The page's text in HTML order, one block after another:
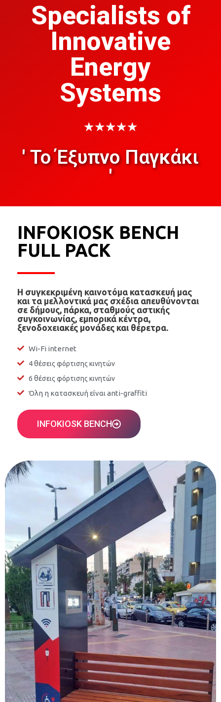
Specialists of
Innovative
Energy
Systems
★★★★★
' Το Έξυπνο Παγκάκι
'
INFOKIOSK BENCH
FULL PACK
Η συγκεκριμένη καινοτόμα κατασκευή μας
και τα μελλοντικά μας σχέδια απευθύνονται
σε δήμους, πάρκα, σταθμούς αστικής
συγκοινωνίας, εμπορικά κέντρα,
ξενοδοχειακές μονάδες και θέρετρα.
Wi-Fi internet
4 θέσεις φόρτισης κινητών
6 θέσεις φόρτισης κινητών
Όλη η κατασκευή είναι anti-graffiti
INFOKIOSK BENCH